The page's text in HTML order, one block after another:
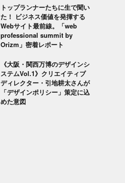
トップランナーたちに生で聞い
た！ ビジネス価値を発揮する
Webサイト最前線。「web
professional summit by
Orizm」密着レポート
《大阪・関西万博のデザインシ
ステムVol.1》クリエイティブ
ディレクター・引地耕太さんが
「デザインポリシー」策定に込
めた意図